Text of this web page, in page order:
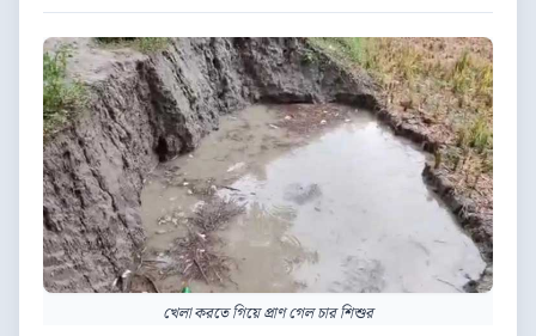
খেলা করতে গিয়ে প্রাণ গেল চার শিশুর